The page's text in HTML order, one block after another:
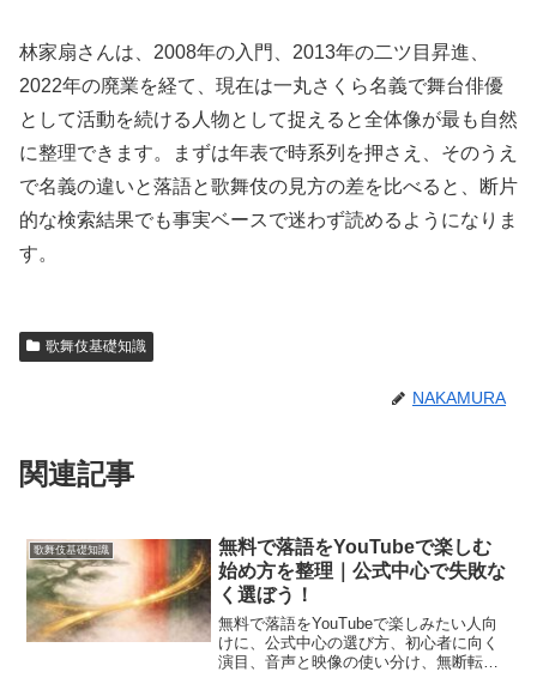
林家扇さんは、2008年の入門、2013年の二ツ目昇進、
2022年の廃業を経て、現在は一丸さくら名義で舞台俳優
として活動を続ける人物として捉えると全体像が最も自然
に整理できます。まずは年表で時系列を押さえ、そのうえ
で名義の違いと落語と歌舞伎の見方の差を比べると、断片
的な検索結果でも事実ベースで迷わず読めるようになりま
す。
歌舞伎基礎知識
NAKAMURA
関連記事
歌舞伎基礎知識
無料で落語をYouTubeで楽しむ
始め方を整理｜公式中心で失敗な
く選ぼう！
無料で落語をYouTubeで楽しみたい人向
けに、公式中心の選び方、初心者に向く
演目、音声と映像の使い分け、無断転載